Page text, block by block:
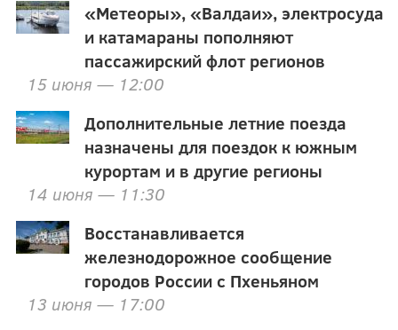
«Метеоры», «Валдаи», электросуда
и катамараны пополняют
пассажирский флот регионов
15 июня — 12:00
Дополнительные летние поезда
назначены для поездок к южным
курортам и в другие регионы
14 июня — 11:30
Восстанавливается
железнодорожное сообщение
городов России с Пхеньяном
13 июня — 17:00